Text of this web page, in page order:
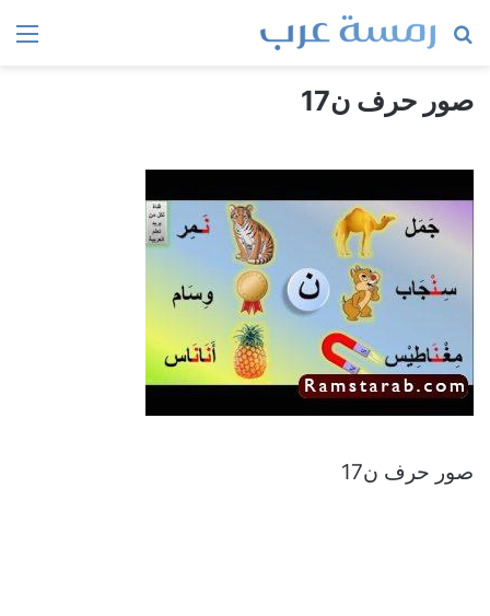
بحث
صور حرف ن17
صور حرف ن17